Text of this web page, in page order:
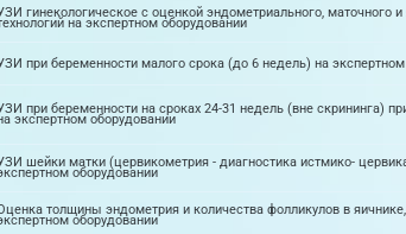
гинекологическое с оценкой эндометриального, маточного
на экспертном оборудовании
при беременности малого срока (до 6 недель) на
при беременности на сроках 24-31 недель (вне скрининга)
экспертном оборудовании
шейки матки (цервикометрия - диагностика истмико-
оборудовании
толщины эндометрия и количества фолликулов в
оборудовании